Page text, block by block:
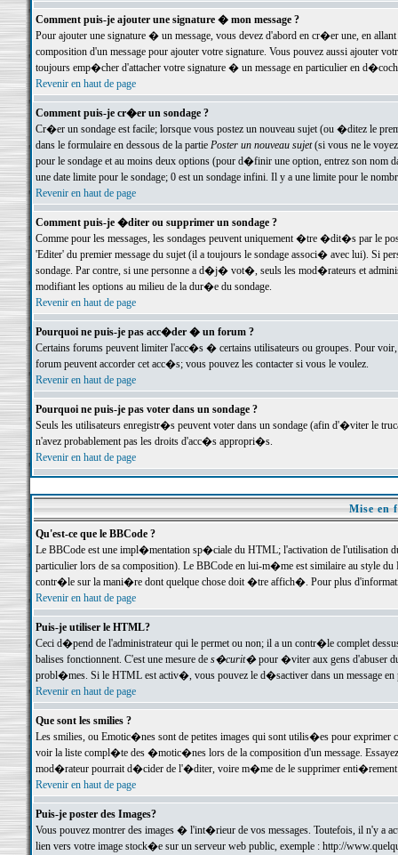
Comment puis-je ajouter une signature � mon message ?
Pour ajouter une signature � un message, vous devez d'abord en cr�er une, en
composition d'un message pour ajouter votre signature. Vous pouvez aussi ajouter
toujours emp�cher d'attacher votre signature � un message en particulier en
Revenir en haut de page
Comment puis-je cr�er un sondage ?
Cr�er un sondage est facile; lorsque vous postez un nouveau sujet (ou �ditez le
dans le formulaire en dessous de la partie Poster un nouveau sujet(si vous ne le voyez
pour le sondage et au moins deux options (pour d�finir une option, entrez son nom
une date limite pour le sondage; 0 est un sondage infini. Il y a une limite pour le
Revenir en haut de page
Comment puis-je �diter ou supprimer un sondage ?
Comme pour les messages, les sondages peuvent uniquement �tre �dit�s par le
'Editer' du premier message du sujet (il a toujours le sondage associ� avec lui). Si
sondage. Par contre, si une personne a d�j� vot�, seuls les mod�rateurs et
modifiant les options au milieu de la dur�e du sondage.
Revenir en haut de page
Pourquoi ne puis-je pas acc�der � un forum ?
Certains forums peuvent limiter l'acc�s � certains utilisateurs ou groupes. Pour
forum peuvent accorder cet acc�s; vous pouvez les contacter si vous le voulez.
Revenir en haut de page
Pourquoi ne puis-je pas voter dans un sondage ?
Seuls les utilisateurs enregistr�s peuvent voter dans un sondage (afin d'�viter le
n'avez probablement pas les droits d'acc�s appropri�s.
Revenir en haut de page
Mise en
Qu'est-ce que le BBCode ?
Le BBCode est une impl�mentation sp�ciale du HTML; l'activation de l'utilisation
particulier lors de sa composition). Le BBCode en lui-m�me est similaire au style
contr�le sur la mani�re dont quelque chose doit �tre affich�. Pour plus
Revenir en haut de page
Puis-je utiliser le HTML?
Ceci d�pend de l'administrateur qui le permet ou non; il a un contr�le complet
balises fonctionnent. C'est une mesure de s�curit�pour �viter aux gens d'abuser
probl�mes. Si le HTML est activ�, vous pouvez le d�sactiver dans un message en
Revenir en haut de page
Que sont les smilies ?
Les smilies, ou Emotic�nes sont de petites images qui sont utilis�es pour exprimer
voir la liste compl�te des �motic�nes lors de la composition d'un message.
mod�rateur pourrait d�cider de l'�diter, voire m�me de le supprimer
Revenir en haut de page
Puis-je poster des Images?
Vous pouvez montrer des images � l'int�rieur de vos messages. Toutefois, il n'y a
lien vers votre image stock�e sur un serveur web public, exemple : http://